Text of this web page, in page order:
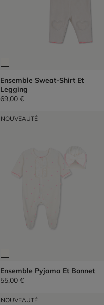
Ensemble Sweat-Shirt Et
Legging
69,00 €
NOUVEAUTÉ
Ensemble Pyjama Et Bonnet
55,00 €
NOUVEAUTÉ